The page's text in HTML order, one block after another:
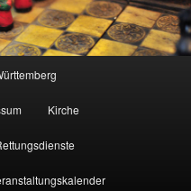
Kirche